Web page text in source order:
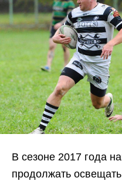
В сезоне 2017 года
продолжать